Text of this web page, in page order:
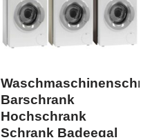
Barschrank
Hochschrank
Schrank Badeegal